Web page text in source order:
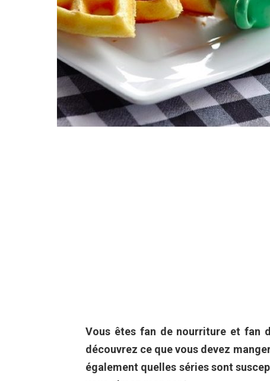
Vous êtes fan de nourriture et fan
découvrez ce que vous devez
également quelles séries sont